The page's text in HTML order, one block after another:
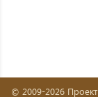
© 2009-2026 Проект